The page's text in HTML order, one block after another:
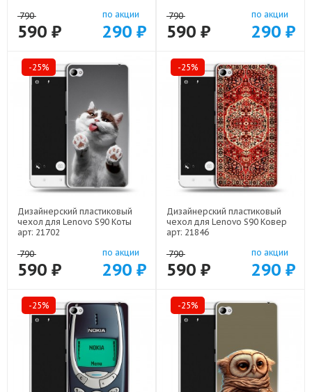
790
590 ₽
по акции
290 ₽
790
590 ₽
по акции
290 ₽
-25%
Дизайнерский пластиковый
чехол для Lenovo S90 Коты
арт: 21702
790
590 ₽
по акции
290 ₽
-25%
Дизайнерский пластиковый
чехол для Lenovo S90 Ковер
арт: 21846
790
590 ₽
по акции
290 ₽
-25% -25%